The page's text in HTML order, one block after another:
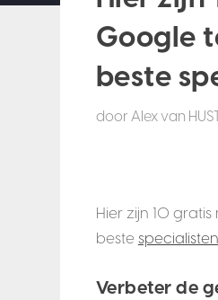
Google
beste
door Alex van
Hier zijn 10
beste
Verbeter de